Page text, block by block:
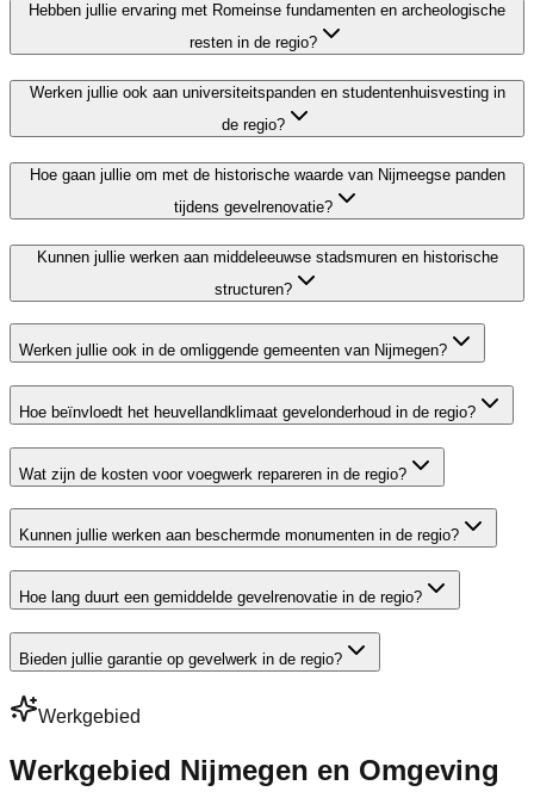
Hebben jullie ervaring met Romeinse fundamenten en archeologische
resten in de regio?
Werken jullie ook aan universiteitspanden en studentenhuisvesting in
de regio?
Hoe gaan jullie om met de historische waarde van Nijmeegse panden
tijdens gevelrenovatie?
Kunnen jullie werken aan middeleeuwse stadsmuren en historische
structuren?
Werken jullie ook in de omliggende gemeenten van Nijmegen?
Hoe beïnvloedt het heuvellandklimaat gevelonderhoud in de regio?
Wat zijn de kosten voor voegwerk repareren in de regio?
Kunnen jullie werken aan beschermde monumenten in de regio?
Hoe lang duurt een gemiddelde gevelrenovatie in de regio?
Bieden jullie garantie op gevelwerk in de regio?
Werkgebied
Werkgebied Nijmegen en Omgeving